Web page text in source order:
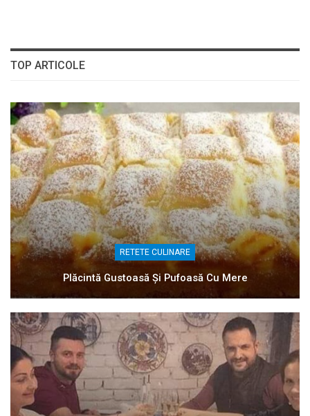
TOP ARTICOLE
RETETE CULINARE
Plăcintă Gustoasă Și Pufoasă Cu Mere